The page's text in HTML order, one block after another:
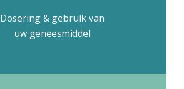
Dosering & gebruik van
uw geneesmiddel